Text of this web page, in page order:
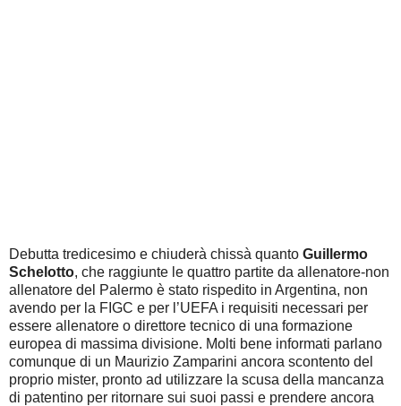
Debutta tredicesimo e chiuderà chissà quanto Guillermo
Schelotto, che raggiunte le quattro partite da allenatore-non
allenatore del Palermo è stato rispedito in Argentina, non
avendo per la FIGC e per l’UEFA i requisiti necessari per
essere allenatore o direttore tecnico di una formazione
europea di massima divisione. Molti bene informati parlano
comunque di un Maurizio Zamparini ancora scontento del
proprio mister, pronto ad utilizzare la scusa della mancanza
di patentino per ritornare sui suoi passi e prendere ancora